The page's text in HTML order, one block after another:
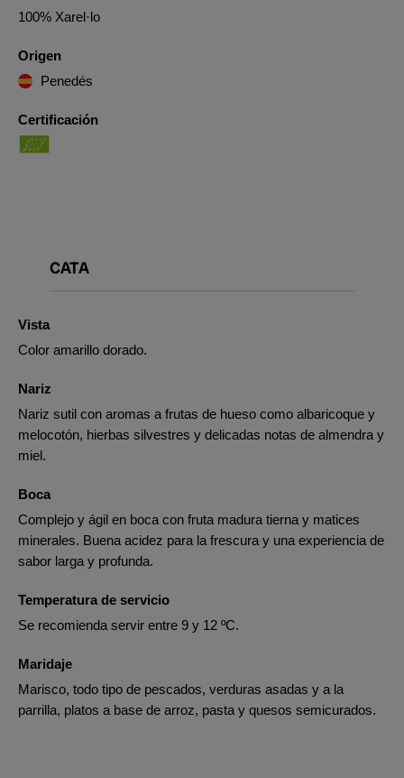
100% Xarel·lo
Origen
Penedés
Certificación
CATA
Vista
Color amarillo dorado.
Nariz
Nariz sutil con aromas a frutas de hueso como albaricoque y
melocotón, hierbas silvestres y delicadas notas de almendra y
miel.
Boca
Complejo y ágil en boca con fruta madura tierna y matices
minerales. Buena acidez para la frescura y una experiencia de
sabor larga y profunda.
Temperatura de servicio
Se recomienda servir entre 9 y 12 ºC.
Maridaje
Marisco, todo tipo de pescados, verduras asadas y a la
parrilla, platos a base de arroz, pasta y quesos semicurados.